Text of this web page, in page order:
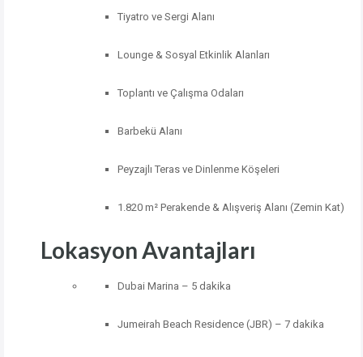
Tiyatro ve Sergi Alanı
Lounge & Sosyal Etkinlik Alanları
Toplantı ve Çalışma Odaları
Barbekü Alanı
Peyzajlı Teras ve Dinlenme Köşeleri
1.820 m² Perakende & Alışveriş Alanı (Zemin Kat)
Lokasyon Avantajları
Dubai Marina – 5 dakika
Jumeirah Beach Residence (JBR) – 7 dakika